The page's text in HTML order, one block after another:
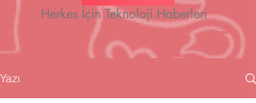
Herkes İçin Teknoloji Haberleri
Yazı